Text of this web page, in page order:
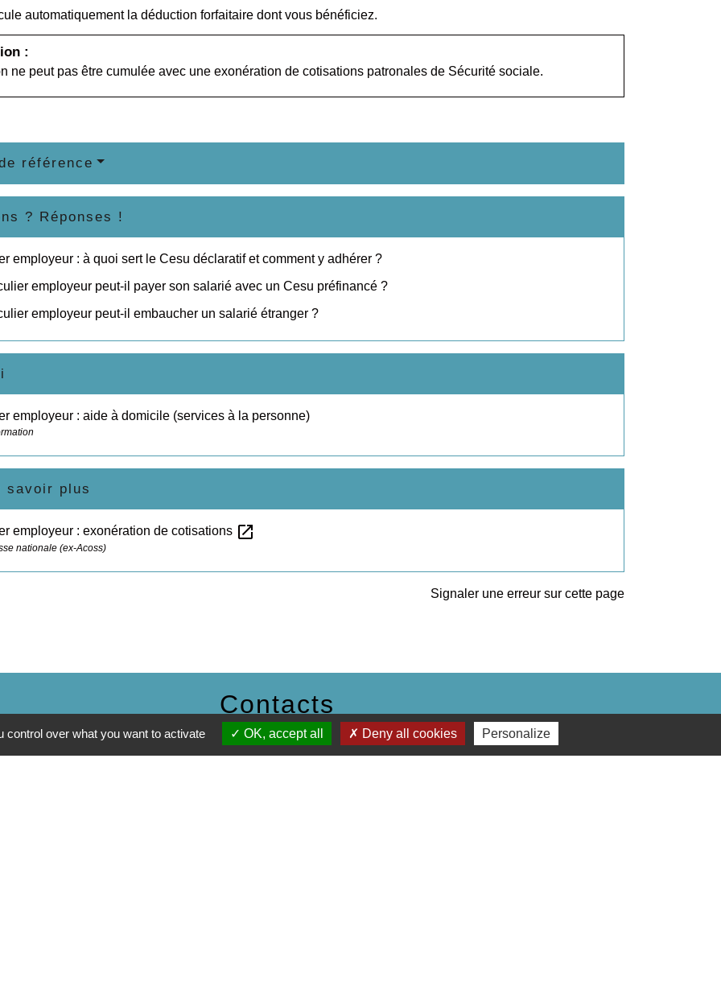
automatiquement la déduction forfaitaire dont vous bénéficiez.
:
ne peut pas être cumulée avec une exonération de cotisations patronales de Sécurité sociale.
référence
? Réponses !
employeur : à quoi sert le Cesu déclaratif et comment y adhérer ?
employeur peut-il payer son salarié avec un Cesu préfinancé ?
employeur peut-il embaucher un salarié étranger ?
employeur : aide à domicile (services à la personne)
savoir plus
employeur : exonération de cotisations open_in_new
nationale (ex-Acoss)
Signaler une erreur sur cette page
Contacts
Commune de Daux
Place de la Mairie
over what you want to activate OK, accept all Deny all cookies Personalize